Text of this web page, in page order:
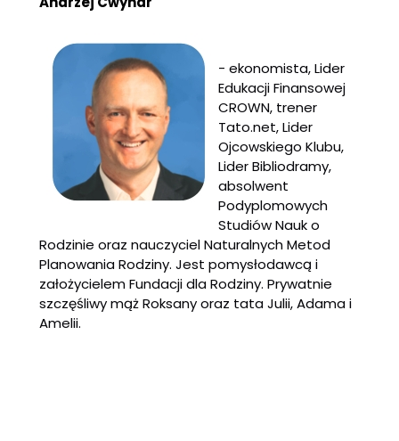
- ekonomista, Lider
Edukacji Finansowej
CROWN, trener
Tato.net, Lider
Ojcowskiego Klubu,
Lider Bibliodramy,
absolwent
Podyplomowych
Studiów Nauk o
Rodzinie oraz nauczyciel Naturalnych Metod
Planowania Rodziny. Jest pomysłodawcą i
założycielem Fundacji dla Rodziny. Prywatnie
szczęśliwy mąż Roksany oraz tata Julii, Adama i
Amelii.